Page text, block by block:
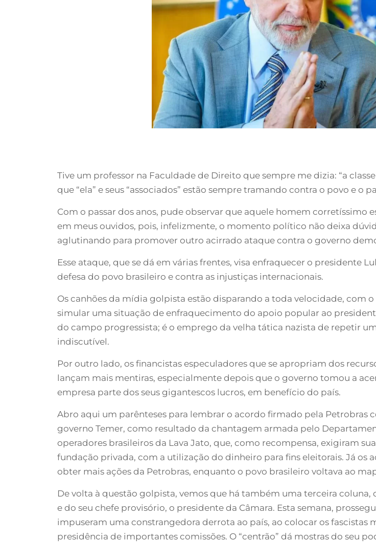
Tive um professor na Faculdade de Direito que sempre me dizia: “a
que “ela” e seus “associados” estão sempre tramando contra o povo e o
Com o passar dos anos, pude observar que aquele homem corretíssimo
em meus ouvidos, pois, infelizmente, o momento político não deixa
aglutinando para promover outro acirrado ataque contra o governo
Esse ataque, que se dá em várias frentes, visa enfraquecer o presidente
defesa do povo brasileiro e contra as injustiças internacionais.
Os canhões da mídia golpista estão disparando a toda velocidade, com
simular uma situação de enfraquecimento do apoio popular ao
do campo progressista; é o emprego da velha tática nazista de repetir
indiscutível.
Por outro lado, os financistas especuladores que se apropriam dos
lançam mais mentiras, especialmente depois que o governo tomou a
empresa parte dos seus gigantescos lucros, em benefício do país.
Abro aqui um parênteses para lembrar o acordo firmado pela Petrobras
governo Temer, como resultado da chantagem armada pelo
operadores brasileiros da Lava Jato, que, como recompensa, exigiram
fundação privada, com a utilização do dinheiro para fins eleitorais. Já os
obter mais ações da Petrobras, enquanto o povo brasileiro voltava ao
De volta à questão golpista, vemos que há também uma terceira coluna,
e do seu chefe provisório, o presidente da Câmara. Esta semana,
impuseram uma constrangedora derrota ao país, ao colocar os fascistas
presidência de importantes comissões. O “centrão” dá mostras do seu